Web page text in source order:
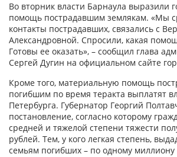
Во вторник власти Барнаула выразили
помощь пострадавшим землякам. «Мы
контакты пострадавших, связались с
Александровной. Спросили, какая
Готовы ее оказать», – сообщил глава
Сергей Дугин на официальном сайте
Кроме того, материальную помощь
погибшим по время теракта выплатят
Петербурга. Губернатор Георгий
постановление, согласно которому
средней и тяжелой степени тяжести
рублей. Тем, у кого легкая степень,
семьям погибших – по одному миллиону